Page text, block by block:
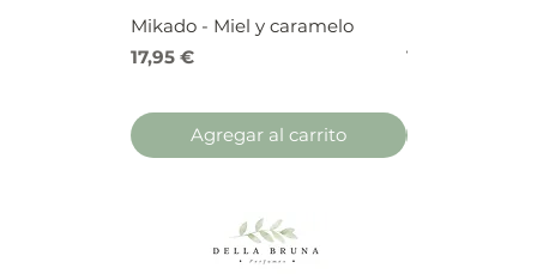
Mikado - Miel y caramelo
Precio
17,95 €
Agregar al carrito
Precio
17,95 €